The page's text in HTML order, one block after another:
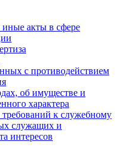
акты в сфере
с противодействием
об имуществе и
характера
к служебному
служащих и
интересов